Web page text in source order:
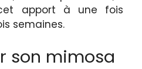
apport à une fois
semaines.
son mimosa